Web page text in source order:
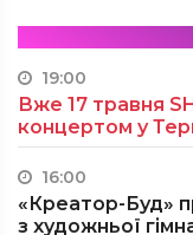
19:00
Вже 17 травня
концертом у
16:00
«Креатор-Буд»
з художньої